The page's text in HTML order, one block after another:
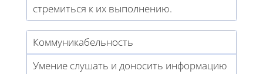
стремиться к их выполнению.
Коммуникабельность
Умение слушать и доносить информацию